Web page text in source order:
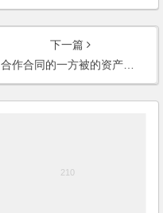
下一篇
合作合同的一方被的资产收购，公司被撤销，另一方是否需要与收购方重新签订合同？